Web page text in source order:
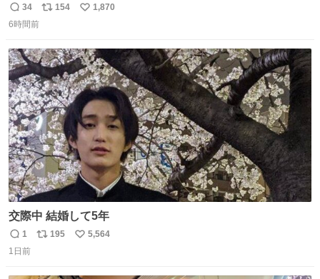
１年間だけ黒川病院で働くことにしたりん。 直美はその１
年間で恵風看護婦会を立て直すと話しました。 👇このシー
る 見上愛 上坂樹里 平埜生成
返
信
34
リ
ト
数
154
い
数
1,870
6時間前
交際中 結婚して5年
返
信
1
リ
195
い
5,564
1日前